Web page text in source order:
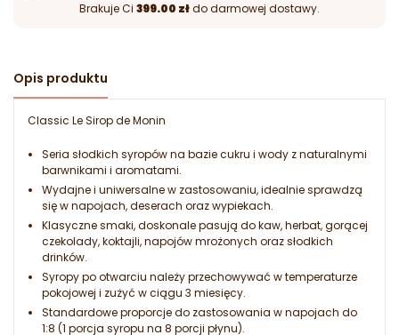
Brakuje Ci 399.00 złdo darmowej dostawy.
Opis produktu
Classic Le Sirop de Monin
Seria słodkich syropów na bazie cukru i wody z naturalnymi
barwnikami i aromatami.
Wydajne i uniwersalne w zastosowaniu, idealnie sprawdzą
się w napojach, deserach oraz wypiekach.
Klasyczne smaki, doskonale pasują do kaw, herbat, gorącej
czekolady, koktajli, napojów mrożonych oraz słodkich
drinków.
Syropy po otwarciu należy przechowywać w temperaturze
pokojowej i zużyć w ciągu 3 miesięcy.
Standardowe proporcje do zastosowania w napojach do
1:8 (1 porcja syropu na 8 porcji płynu).